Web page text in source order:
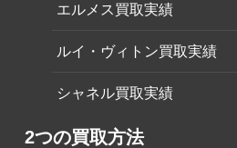
エルメス買取実績
ルイ・ヴィトン買取実績
シャネル買取実績
2つの買取方法